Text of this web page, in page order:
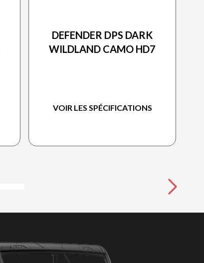
DEFENDER DPS DARK
WILDLAND CAMO HD7
VOIR LES SPÉCIFICATIONS